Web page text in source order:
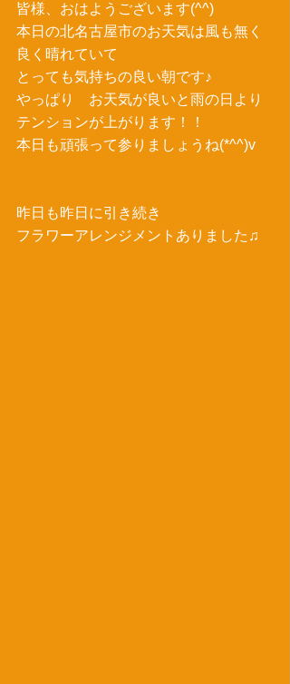
皆様、おはようございます(^^)
本日の北名古屋市のお天気は風も無く
良く晴れていて
とっても気持ちの良い朝です♪
やっぱり　お天気が良いと雨の日より
テンションが上がります！！
本日も頑張って参りましょうね(*^^)v
昨日も昨日に引き続き
フラワーアレンジメントありました♫